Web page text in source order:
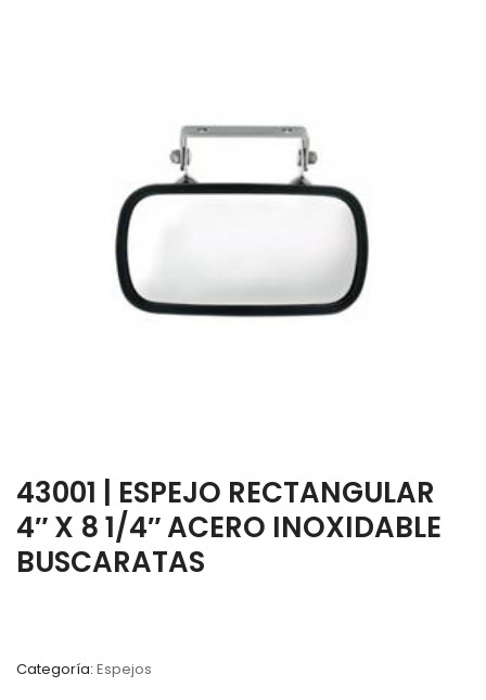
43001 | ESPEJO RECTANGULAR
4″ X 8 1/4″ ACERO INOXIDABLE
BUSCARATAS
Categoría: Espejos